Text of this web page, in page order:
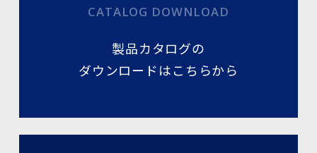
CATALOG DOWNLOAD
製品カタログの
ダウンロードはこちらから